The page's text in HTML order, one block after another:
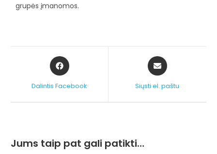
grupės įmanomos.
Dalintis Facebook Siųsti el. paštu
Jums taip pat gali patikti…